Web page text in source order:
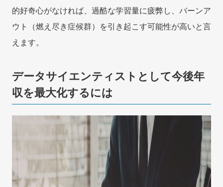
的好奇心がなければ、過酷な学習量に疲弊し、バーンア
ウト（燃え尽き症候群）を引き起こす可能性が高いと言
えます。
データサイエンティストとして今後年
収を最大化するには